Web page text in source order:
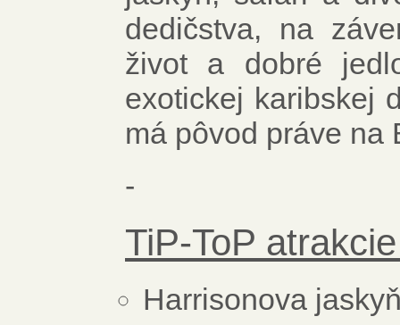
dedičstva, na
život a dobré
exotickej karibskej
má pôvod práve na
-
TiP-ToP
Harrisonova